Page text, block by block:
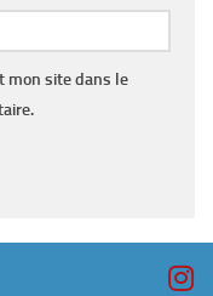
mon site dans le